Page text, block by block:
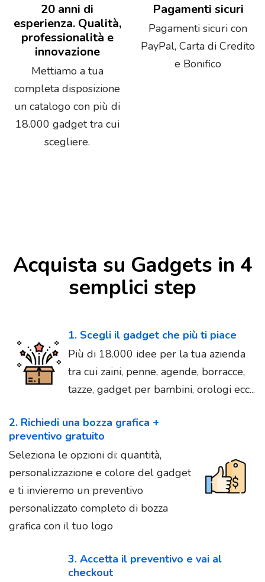
20 anni di
esperienza. Qualità,
professionalità e
innovazione
Mettiamo a tua
completa disposizione
un catalogo con più di
18.000 gadget tra cui
scegliere.
Pagamenti sicuri
Pagamenti sicuri con
PayPal, Carta di Credito
e Bonifico
Acquista su Gadgets in 4
semplici step
1. Scegli il gadget che più ti piace
Più di 18.000 idee per la tua azienda
tra cui zaini, penne, agende, borracce,
tazze, gadget per bambini, orologi ecc...
2. Richiedi una bozza grafica +
preventivo gratuito
Seleziona le opzioni di: quantità,
personalizzazione e colore del gadget
e ti invieremo un preventivo
personalizzato completo di bozza
grafica con il tuo logo
3. Accetta il preventivo e vai al
checkout